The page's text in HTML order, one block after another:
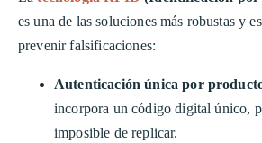
es una de las soluciones más robustas y
prevenir falsificaciones:
Autenticación única por
incorpora un código digital único,
imposible de replicar.